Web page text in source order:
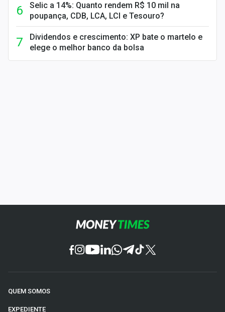
Selic a 14%: Quanto rendem R$ 10 mil na
poupança, CDB, LCA, LCI e Tesouro?
Dividendos e crescimento: XP bate o martelo e
elege o melhor banco da bolsa
QUEM SOMOS
EXPEDIENTE